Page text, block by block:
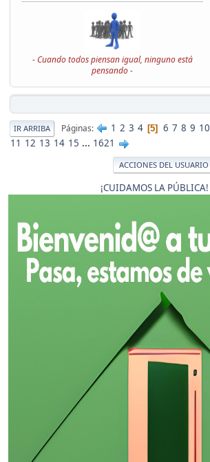
- Cuando todos piensan igual, ninguno está
pensando -
IR ARRIBA Páginas 1 2 3 4 5 6 7 8 9 10
11 12 13 14 15 ... 1621
ACCIONES DEL USUARIO
¡CUIDAMOS LA PÚBLICA!